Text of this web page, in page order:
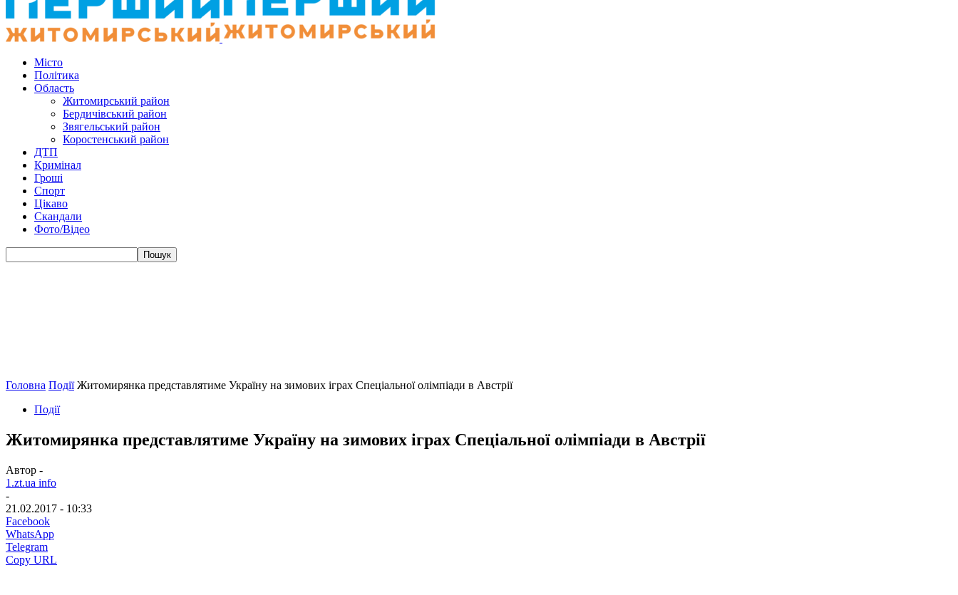
Місто
Політика
Область
Житомирський район
Бердичівський район
Звягельський район
Коростенський район
ДТП
Кримінал
Гроші
Спорт
Цікаво
Скандали
Фото/Відео
Головна Події Житомирянка представлятиме Україну на зимових іграх Спеціальної олімпіади в Австрії
Події
Житомирянка представлятиме Україну на зимових іграх Спеціальної олімпіади в Австрії
Автор -
1.zt.ua info
-
21.02.2017 - 10:33
Facebook
WhatsApp
Telegram
Copy URL